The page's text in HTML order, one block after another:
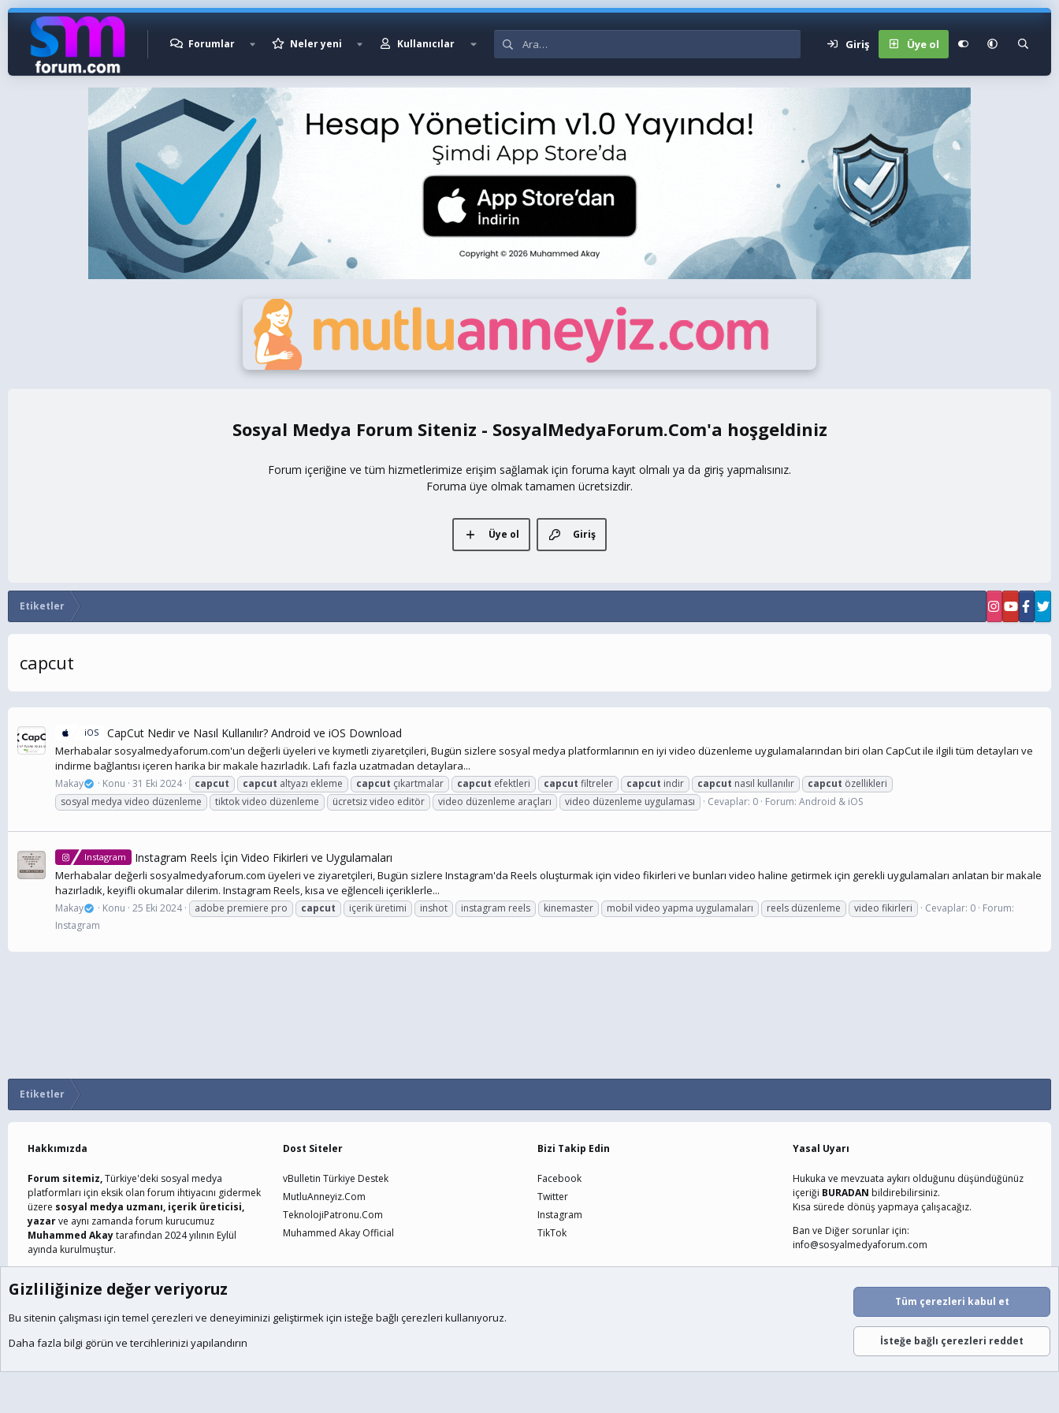
Forumlar Neler yeni Kullanıcılar Giriş Üye ol
Sosyal Medya Forum Siteniz - SosyalMedyaForum.Com
Forum içeriğine ve tüm hizmetlerimize erişim sağlamak için foruma kayıt olmalı ya da giriş yapmalısınız.
Foruma üye olmak tamamen ücretsizdir.
Giriş
Üye ol
Etiketler
capcut
iOS CapCut Nedir ve Nasıl Kullanılır? Android ve iOS Download
Merhabalar sosyalmedyaforum.com'un değerli üyeleri ve kıymetli ziyaretçileri, Bugün sizlere sosyal medya platformlarının en iyi video düzenleme uygulamalarından biri olan CapCut ile ilgili tüm detayları ve
indirme bağlantısı içeren harika bir makale hazırladık. Lafı fazla uzatmadan detaylara...
Makay Konu 31 Eki 2024 capcut capcut altyazı ekleme capcut çıkartmalar capcut efektleri capcut filtreler capcut indir capcut nasıl kullanılır capcut özellikleri
sosyal medya video düzenleme
tiktok video düzenleme ücretsiz video editör video düzenleme araçları video düzenleme uygulaması Cevaplar: 0 Forum: Android & iOS
Instagram Instagram Reels İçin Video Fikirleri ve Uygulamaları
Merhabalar değerli sosyalmedyaforum.com üyeleri ve ziyaretçileri, Bugün sizlere Instagram'da Reels oluşturmak için video fikirleri ve bunları video haline getirmek için gerekli uygulamaları anlatan bir makale
hazırladık, keyifli okumalar dilerim. Instagram Reels, kısa ve eğlenceli içeriklerle...
Makay Konu 25 Eki 2024 adobe premiere pro capcut içerik üretimi inshot instagram reels kinemaster mobil video yapma uygulamaları reels düzenleme video fikirleri Cevaplar: 0 Forum:
Instagram
Etiketler
Hakkımızda
Forum sitemiz,Türkiye'deki sosyal medya
platformları için eksik olan forum ihtiyacını gidermek
üzere sosyal medya uzmanı, içerik üreticisi,
yazarve aynı zamanda forum kurucumuz
Muhammed Akaytarafından 2024 yılının Eylül
ayında kurulmuştur.
Dost Siteler
vBulletin Türkiye Destek
MutluAnneyiz.Com
TeknolojiPatronu.Com
Muhammed Akay Official
Bizi Takip Edin
Facebook
Twitter
Instagram
TikTok
Yasal Uyarı
Hukuka ve mevzuata aykırı olduğunu düşündüğünüz
içeriği BURADAN bildirebilirsiniz.
Kısa sürede dönüş yapmaya çalışacağız.
Ban ve Diğer sorunlar için:
info@sosyalmedyaforum.com
Çerezler Türkçe (TR) Gizlilik Politikası Yardım Ana Sayfa
S
Community platform by XenForo © 2010-2024 XenForo Ltd.
Gizliliğinize değer veriyoruz
Bu sitenin çalışması için temel çerezleri ve deneyiminizi geliştirmek için isteğe bağlı çerezleri kullanıyoruz.
Daha fazla bilgi görün ve tercihlerinizi yapılandırın
Tüm çerezleri kabul et
İsteğe bağlı çerezleri reddet